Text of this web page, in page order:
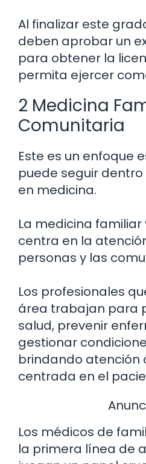
Al finalizar este
deben aprobar un
para obtener la
permita ejercer
2 Medicina
Comunitaria
Este es un enfoque
puede seguir
en medicina.
La medicina
centra en la
personas y las
Los profesionales
área trabajan para
salud, prevenir
gestionar
brindando atención
centrada en el
Los médicos de
la primera línea de